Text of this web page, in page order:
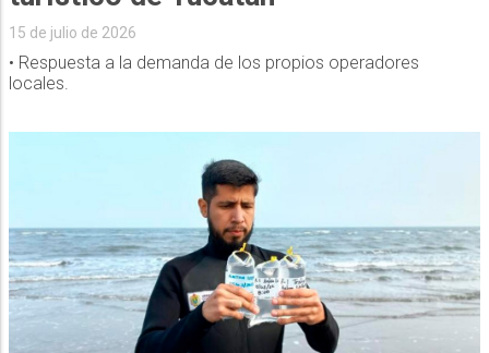
15 de julio de 2026
• Respuesta a la demanda de los propios operadores
locales.